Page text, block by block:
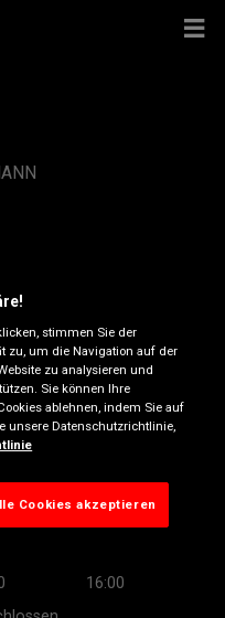
18:00
18:00
18:00
16:00
stimmen Sie der
zu, um die Navigation auf der
zu analysieren und
Sie können Ihre
ablehnen, indem Sie auf
unsere Datenschutzrichtlinie,
Cookies akzeptieren